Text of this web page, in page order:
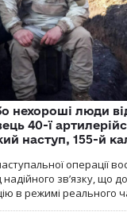
нехороші люди
40-ї
наступ, 155-й
операції
зв’язку, що
в режимі реального